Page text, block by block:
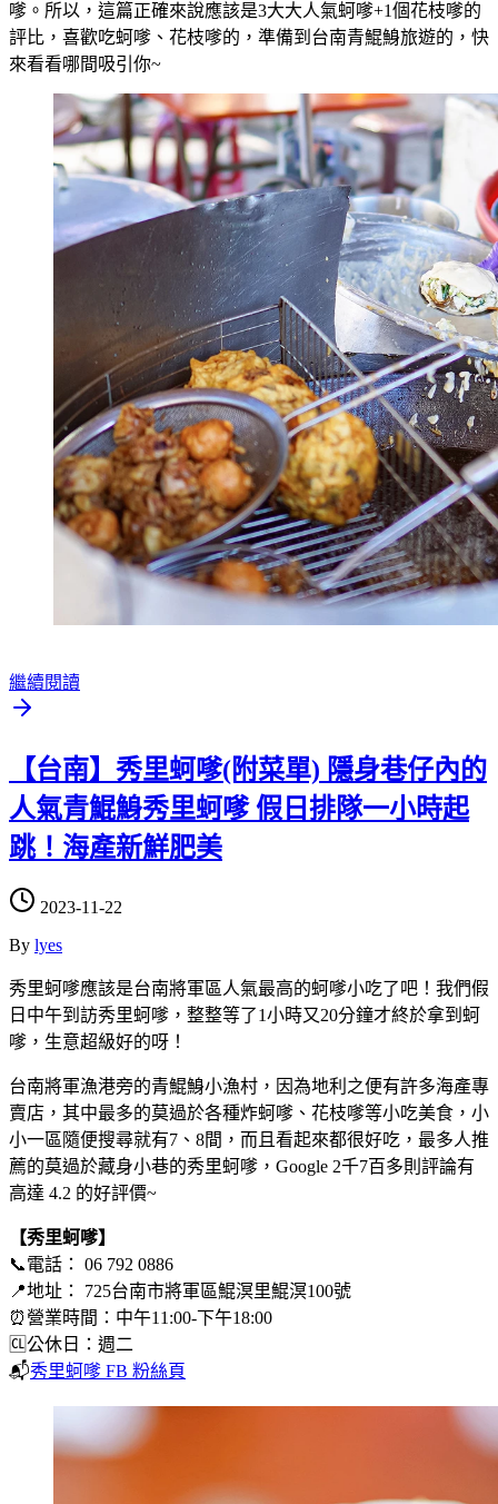
嗲。所以，這篇正確來說應該是3大大人氣蚵嗲+1個花枝嗲的
評比，喜歡吃蚵嗲、花枝嗲的，準備到台南青鯤鯓旅遊的，快
來看看哪間吸引你~
繼續閱讀
【台南】秀里蚵嗲(附菜單) 隱身巷仔內的
人氣青鯤鯓秀里蚵嗲 假日排隊一小時起
跳！海產新鮮肥美
2023-11-22
By lyes
秀里蚵嗲應該是台南將軍區人氣最高的蚵嗲小吃了吧！我們假
日中午到訪秀里蚵嗲，整整等了1小時又20分鐘才終於拿到蚵
嗲，生意超級好的呀！
台南將軍漁港旁的青鯤鯓小漁村，因為地利之便有許多海產專
賣店，其中最多的莫過於各種炸蚵嗲、花枝嗲等小吃美食，小
小一區隨便搜尋就有7、8間，而且看起來都很好吃，最多人推
薦的莫過於藏身小巷的秀里蚵嗲，Google 2千7百多則評論有
高達 4.2 的好評價~
【秀里蚵嗲】
📞電話： 06 792 0886
📍地址： 725台南市將軍區鯤溟里鯤溟100號
⏰營業時間：中午11:00-下午18:00
🆑公休日：週二
📬秀里蚵嗲 FB 粉絲頁